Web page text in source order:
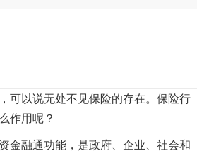
以说无处不见保险的存在。保险行
么作用呢？
融通功能，是政府、企业、社会和